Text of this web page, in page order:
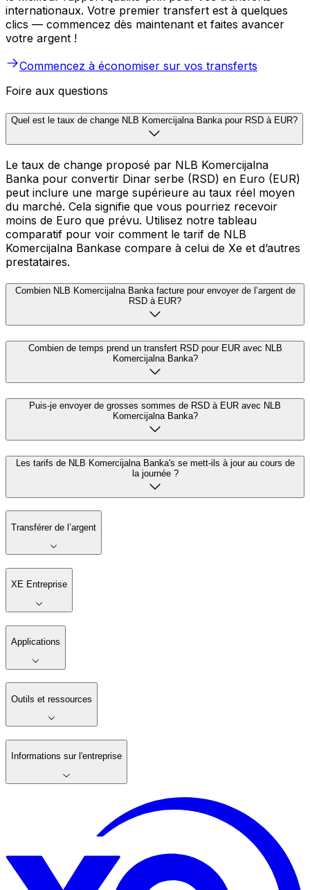
internationaux. Votre premier transfert est à quelques
clics — commencez dès maintenant et faites avancer
votre argent !
Commencez à économiser sur vos transferts
Foire aux questions
Quel est le taux de change NLB Komercijalna Banka pour RSD à EUR?
Le taux de change proposé par NLB Komercijalna
Banka pour convertir Dinar serbe (RSD) en Euro (EUR)
peut inclure une marge supérieure au taux réel moyen
du marché. Cela signifie que vous pourriez recevoir
moins de Euro que prévu. Utilisez notre tableau
comparatif pour voir comment le tarif de NLB
Komercijalna Bankase compare à celui de Xe et d’autres
prestataires.
Combien NLB Komercijalna Banka facture pour envoyer de l’argent de
RSD à EUR?
Combien de temps prend un transfert RSD pour EUR avec NLB
Komercijalna Banka?
Puis-je envoyer de grosses sommes de RSD à EUR avec NLB
Komercijalna Banka?
Les tarifs de NLB Komercijalna Banka's se mett-ils à jour au cours de
la journée ?
Transférer de l’argent
XE Entreprise
Applications
Outils et ressources
Informations sur l'entreprise